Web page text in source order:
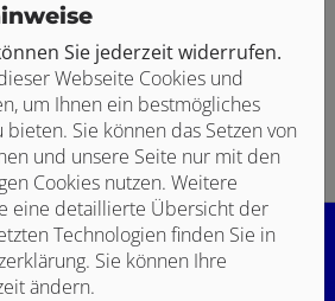
Dusche
Sie jederzeit widerrufen.
Webseite Cookies und
um Ihnen ein bestmögliches
Sie können das Setzen von
und unsere Seite nur mit den
Cookies nutzen. Weitere
eine detaillierte Übersicht der
Technologien finden Sie in
Sie können Ihre
ändern.